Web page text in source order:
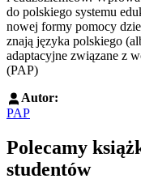
do polskiego systemu
nowej formy pomocy
znają języka polskiego
adaptacyjne związane z
(PAP)
Autor:
PAP
Polecamy
studentów